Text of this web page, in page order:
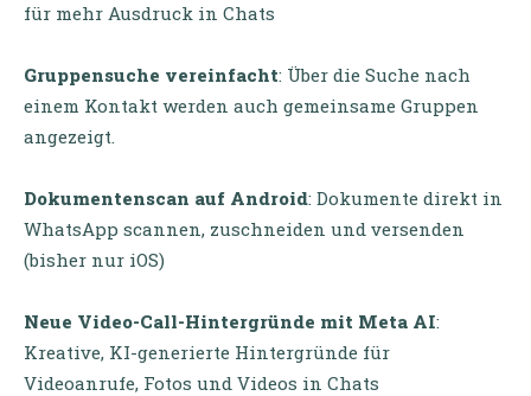
für mehr Ausdruck in Chats
Gruppensuche vereinfacht: Über die Suche nach
einem Kontakt werden auch gemeinsame Gruppen
angezeigt.
Dokumentenscan auf Android: Dokumente direkt in
WhatsApp scannen, zuschneiden und versenden
(bisher nur iOS)
Neue Video-Call-Hintergründe mit Meta AI:
Kreative, KI-generierte Hintergründe für
Videoanrufe, Fotos und Videos in Chats